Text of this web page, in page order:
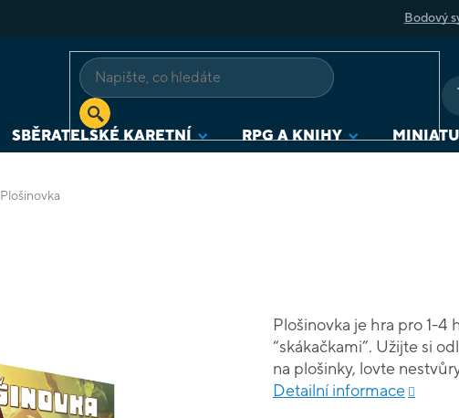
Bodový
SBĚRATELSKÉ KARETNÍ RPG A KNIHY
Plošinovka
Plošinovka je hra pro 1-
“skákačkami”. Užijte si
na plošinky, lovte
předběhněte své
Detailní informace